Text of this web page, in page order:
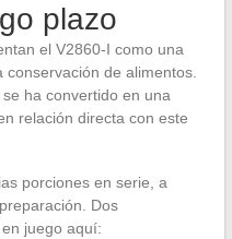
plazo
el V2860-I como una
de alimentos.
ha convertido en una
relación directa con este
porciones en serie, a
Dos
juego aquí: